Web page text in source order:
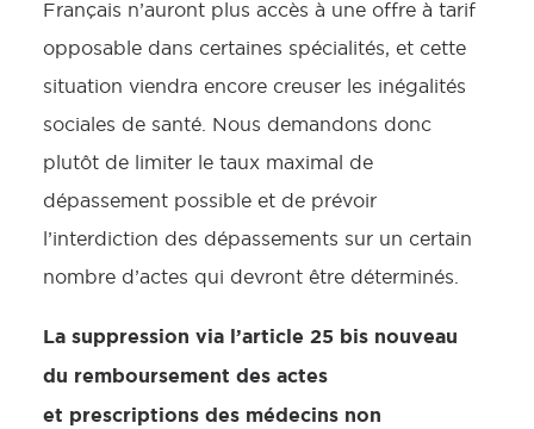
Français n’auront plus accès à une offre à tarif
opposable dans certaines spécialités, et cette
situation viendra encore creuser les inégalités
sociales de santé. Nous demandons donc
plutôt de limiter le taux maximal de
dépassement possible et de prévoir
l’interdiction des dépassements sur un certain
nombre d’actes qui devront être déterminés.
La suppression via l’article 25 bis nouveau
du remboursement des actes
et prescriptions des médecins non